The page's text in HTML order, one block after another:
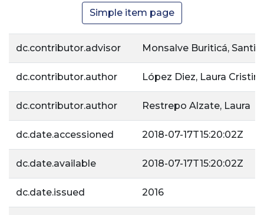
Simple item page
dc.contributor.advisor Monsalve Buriticá,
dc.contributor.author López Diez, Laura
dc.contributor.author Restrepo Alzate, Laura
dc.date.accessioned 2018-07-17T15:20:02Z
dc.date.available 2018-07-17T15:20:02Z
dc.date.issued 2016